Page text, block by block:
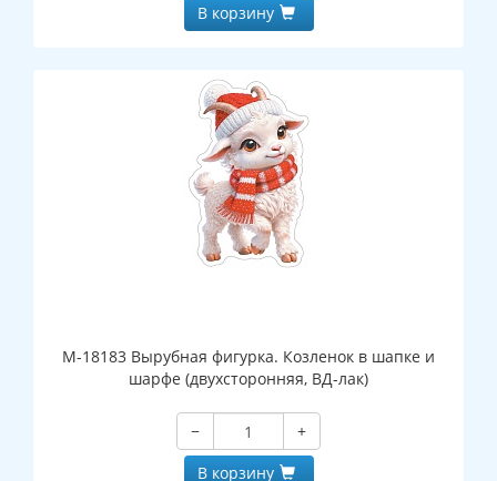
В корзину
М-18183 Вырубная фигурка. Козленок в шапке и
шарфе (двухсторонняя, ВД-лак)
−
+
В корзину